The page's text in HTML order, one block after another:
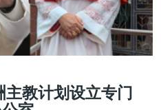
主教计划设立专门